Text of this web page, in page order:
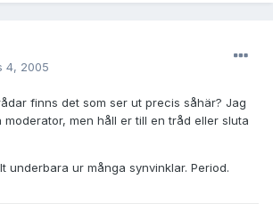
4, 2005
finns det som ser ut precis såhär? Jag
moderator, men håll er till en tråd eller sluta
underbara ur många synvinklar. Period.